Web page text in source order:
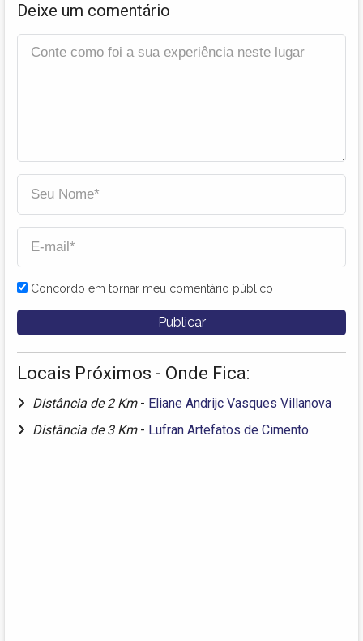
Deixe um comentário
Concordo em tornar meu comentário público
Locais Próximos - Onde Fica:
Distância de 2 Km - Eliane Andrijc Vasques Villanova
Distância de 3 Km - Lufran Artefatos de Cimento